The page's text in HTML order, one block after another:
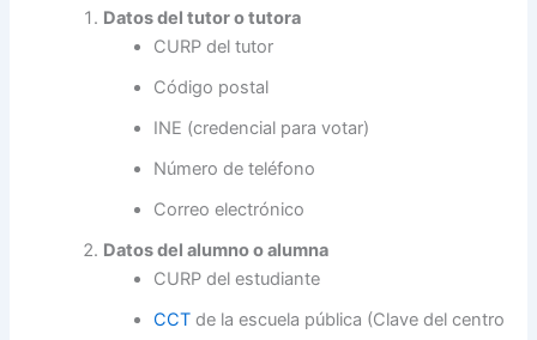
Datos del tutor o tutora
CURP del tutor
Código postal
INE (credencial para votar)
Número de teléfono
Correo electrónico
Datos del alumno o alumna
CURP del estudiante
CCT de la escuela pública (Clave del centro